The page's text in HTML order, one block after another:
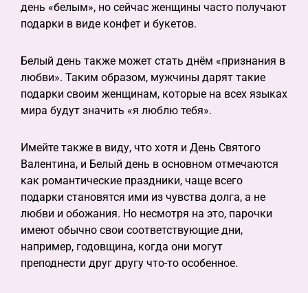
день «белым», но сейчас женщины часто получают
подарки в виде конфет и букетов.
Белый день также может стать днём «признания в
любви». Таким образом, мужчины дарят такие
подарки своим женщинам, которые на всех языках
мира будут значить «я люблю тебя».
Имейте также в виду, что хотя и День Святого
Валентина, и Белый день в основном отмечаются
как романтические праздники, чаще всего
подарки становятся ими из чувства долга, а не
любви и обожания. Но несмотря на это, парочки
имеют обычно свои соответствующие дни,
например, годовщина, когда они могут
преподнести друг другу что-то особенное.